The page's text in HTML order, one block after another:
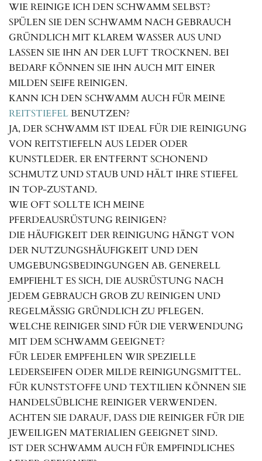
WIE REINIGE ICH DEN SCHWAMM SELBST?
SPÜLEN SIE DEN SCHWAMM NACH GEBRAUCH
GRÜNDLICH MIT KLAREM WASSER AUS UND
LASSEN SIE IHN AN DER LUFT TROCKNEN. BEI
BEDARF KÖNNEN SIE IHN AUCH MIT EINER
MILDEN SEIFE REINIGEN.
KANN ICH DEN SCHWAMM AUCH FÜR MEINE
REITSTIEFELBENUTZEN?
JA, DER SCHWAMM IST IDEAL FÜR DIE REINIGUNG
VON REITSTIEFELN AUS LEDER ODER
KUNSTLEDER. ER ENTFERNT SCHONEND
SCHMUTZ UND STAUB UND HÄLT IHRE STIEFEL
IN TOP-ZUSTAND.
WIE OFT SOLLTE ICH MEINE
PFERDEAUSRÜSTUNG REINIGEN?
DIE HÄUFIGKEIT DER REINIGUNG HÄNGT VON
DER NUTZUNGSHÄUFIGKEIT UND DEN
UMGEBUNGSBEDINGUNGEN AB. GENERELL
EMPFIEHLT ES SICH, DIE AUSRÜSTUNG NACH
JEDEM GEBRAUCH GROB ZU REINIGEN UND
REGELMÄSSIG GRÜNDLICH ZU PFLEGEN.
WELCHE REINIGER SIND FÜR DIE VERWENDUNG
MIT DEM SCHWAMM GEEIGNET?
FÜR LEDER EMPFEHLEN WIR SPEZIELLE
LEDERSEIFEN ODER MILDE REINIGUNGSMITTEL.
FÜR KUNSTSTOFFE UND TEXTILIEN KÖNNEN SIE
HANDELSÜBLICHE REINIGER VERWENDEN.
ACHTEN SIE DARAUF, DASS DIE REINIGER FÜR DIE
JEWEILIGEN MATERIALIEN GEEIGNET SIND.
IST DER SCHWAMM AUCH FÜR EMPFINDLICHES